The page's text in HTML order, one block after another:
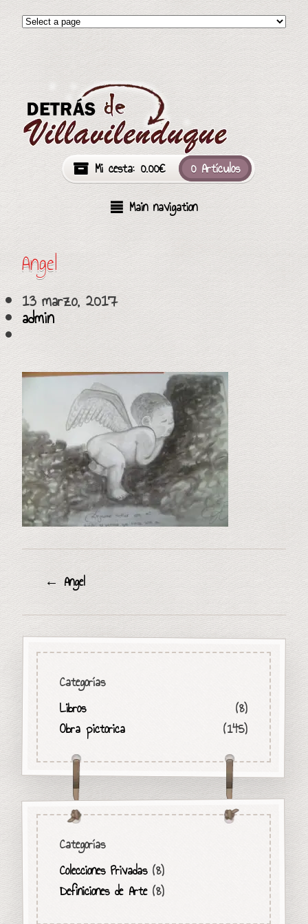
Mi cesta: 0.00€
0 Artículos
Main navigation
Angel
13 marzo, 2017
admin
← Angel
Categorías
Libros
(8)
Obra pictorica
(145)
Categorías
Colecciones Privadas(8)
Definiciones de Arte(8)